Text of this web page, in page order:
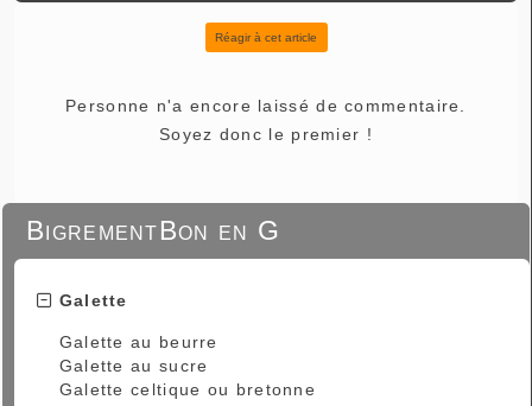
BigrementBon en G
Galette
Galette au beurre
Galette au sucre
Galette celtique ou bretonne
Réagir à cet article
Personne n'a encore laissé de commentaire.
Soyez donc le premier !